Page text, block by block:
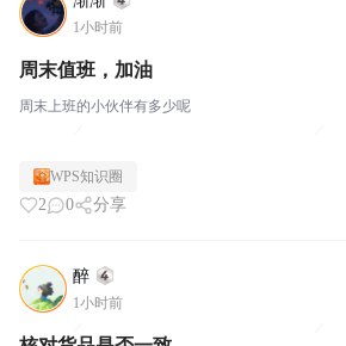
1小时前
周末值班，加油
周末上班的小伙伴有多少呢
WPS知识圈
2 0 分享
醉
1小时前